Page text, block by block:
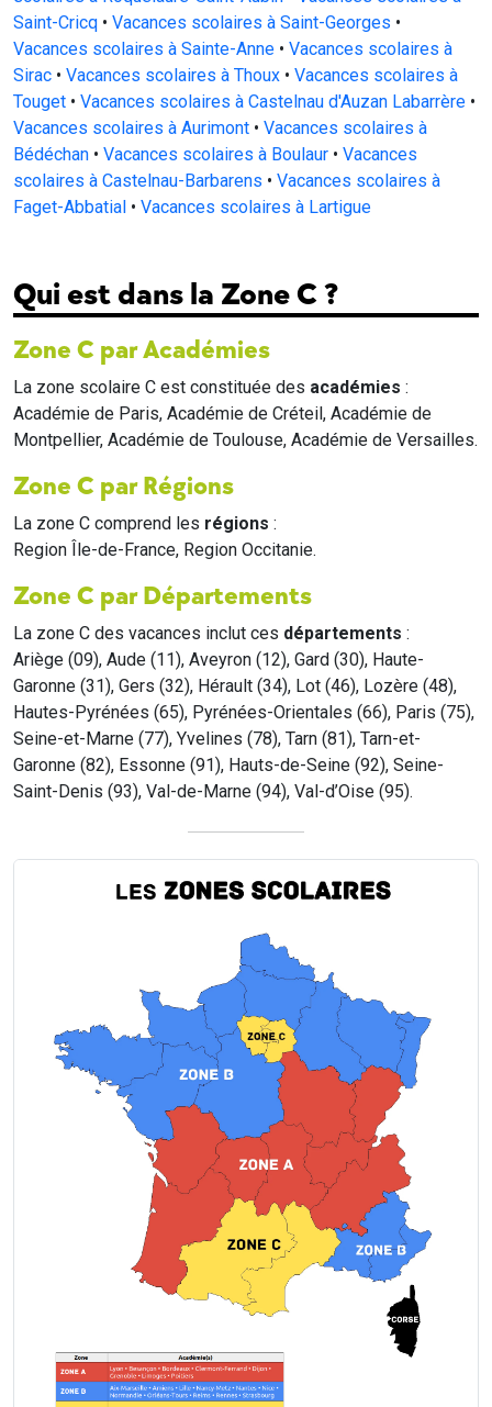
Saint-Cricq • Vacances scolaires à Saint-Georges •
Vacances scolaires à Sainte-Anne • Vacances scolaires à
Sirac • Vacances scolaires à Thoux • Vacances scolaires à
Touget • Vacances scolaires à Castelnau d'Auzan Labarrère •
Vacances scolaires à Aurimont • Vacances scolaires à
Bédéchan • Vacances scolaires à Boulaur • Vacances
scolaires à Castelnau-Barbarens • Vacances scolaires à
Faget-Abbatial • Vacances scolaires à Lartigue
Qui est dans la Zone C ?
Zone C par Académies
La zone scolaire C est constituée des académies :
Académie de Paris, Académie de Créteil, Académie de
Montpellier, Académie de Toulouse, Académie de Versailles.
Zone C par Régions
La zone C comprend les régions :
Region Île-de-France, Region Occitanie.
Zone C par Départements
La zone C des vacances inclut ces départements :
Ariège (09), Aude (11), Aveyron (12), Gard (30), Haute-
Garonne (31), Gers (32), Hérault (34), Lot (46), Lozère (48),
Hautes-Pyrénées (65), Pyrénées-Orientales (66), Paris (75),
Seine-et-Marne (77), Yvelines (78), Tarn (81), Tarn-et-
Garonne (82), Essonne (91), Hauts-de-Seine (92), Seine-
Saint-Denis (93), Val-de-Marne (94), Val-d’Oise (95).